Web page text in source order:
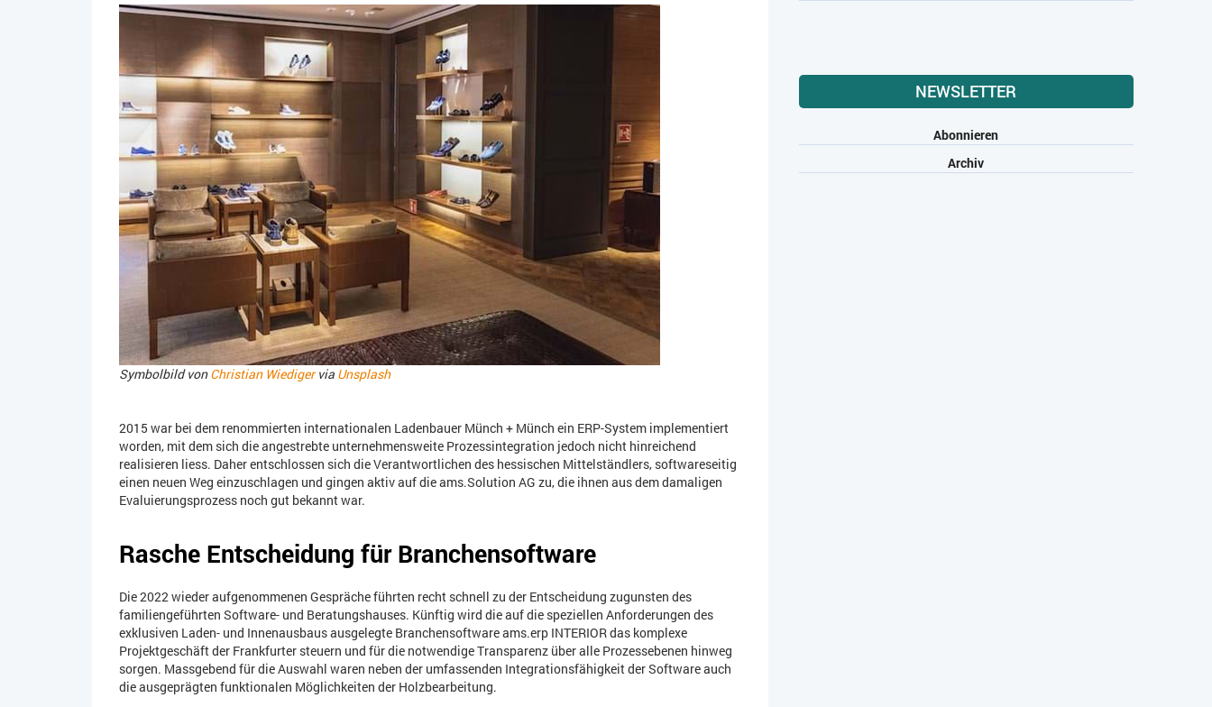
Symbolbild vonChristian Wiedigervia Unsplash
2015 war bei dem renommierten internationalen Ladenbauer Münch + Münch ein ERP-System implementiert
worden, mit dem sich die angestrebte unternehmensweite Prozessintegration jedoch nicht hinreichend
realisieren liess. Daher entschlossen sich die Verantwortlichen des hessischen Mittelständlers, softwareseitig
einen neuen Weg einzuschlagen und gingen aktiv auf die ams.Solution AG zu, die ihnen aus dem damaligen
Evaluierungsprozess noch gut bekannt war.
Rasche Entscheidung für Branchensoftware
Die 2022 wieder aufgenommenen Gespräche führten recht schnell zu der Entscheidung zugunsten des
familiengeführten Software- und Beratungshauses. Künftig wird die auf die speziellen Anforderungen des
exklusiven Laden- und Innenausbaus ausgelegte Branchensoftware ams.erp INTERIOR das komplexe
Projektgeschäft der Frankfurter steuern und für die notwendige Transparenz über alle Prozessebenen hinweg
sorgen. Massgebend für die Auswahl waren neben der umfassenden Integrationsfähigkeit der Software auch
die ausgeprägten funktionalen Möglichkeiten der Holzbearbeitung.
NEWSLETTER
Abonnieren
Archiv